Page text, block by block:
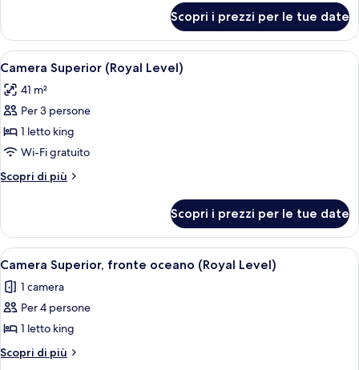
Superior,
fronte
oceano
Scopri i prezzi per le tue date
Apri
tutte
le
foto
per
Camera
Superior
(Royal
Una camera d'albergo con un letto,
6
Camera Superior (Royal Level)
41 m²
Per 3 persone
1 letto king
Wi-Fi gratuito
Scopri di più
Altri
Superior
(Royal
Level)
Scopri i prezzi per le tue date
Apri
tutte
le
foto
per
Camera
Camera d'albergo con due letti, una
4
Camera Superior, fronte oceano (Royal Level)
1 camera
Per 4 persone
1 letto king
Scopri di più
Altri